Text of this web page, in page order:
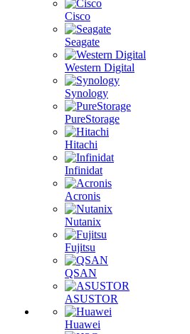
Cisco
Seagate
Western Digital
Synology
PureStorage
Hitachi
Infinidat
Acronis
Nutanix
Fujitsu
QSAN
ASUSTOR
Huawei